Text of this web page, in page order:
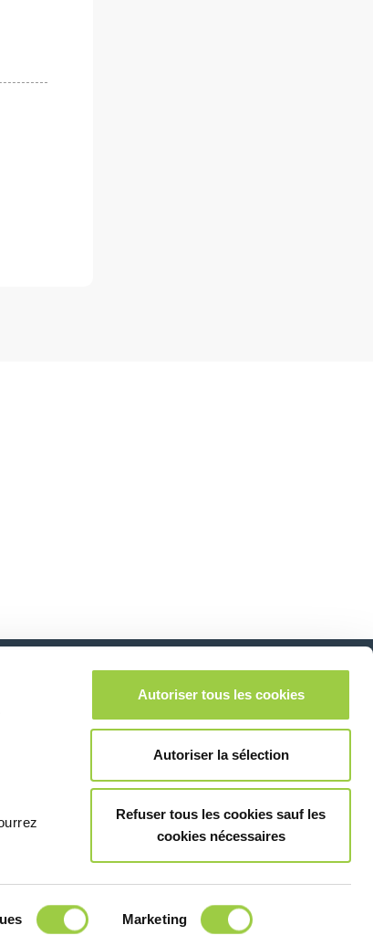
Marketing
Autoriser tous les cookies
Autoriser la sélection
Refuser tous les cookies sauf les
cookies nécessaires
this field empty.
在社交媒体上关注我
们
© Copyright 2026 法律信息和隐私声明